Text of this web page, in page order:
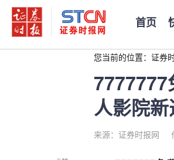
首页
您当前的位置： 证券
7777777
人影院新
来源：证券时报网